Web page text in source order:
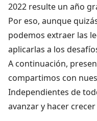
2022 resulte un año
Por eso, aunque
podemos extraer las
aplicarlas a los
A continuación,
compartimos con
Independientes de
avanzar y hacer